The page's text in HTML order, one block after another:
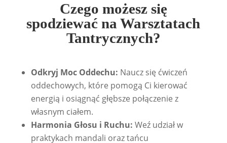
Czego możesz się
spodziewać na Warsztatach
Tantrycznych?
Odkryj Moc Oddechu: Naucz się ćwiczeń
oddechowych, które pomogą Ci kierować
energią i osiągnąć głębsze połączenie z
własnym ciałem.
Harmonia Głosu i Ruchu: Weź udział w
praktykach mandali oraz tańcu